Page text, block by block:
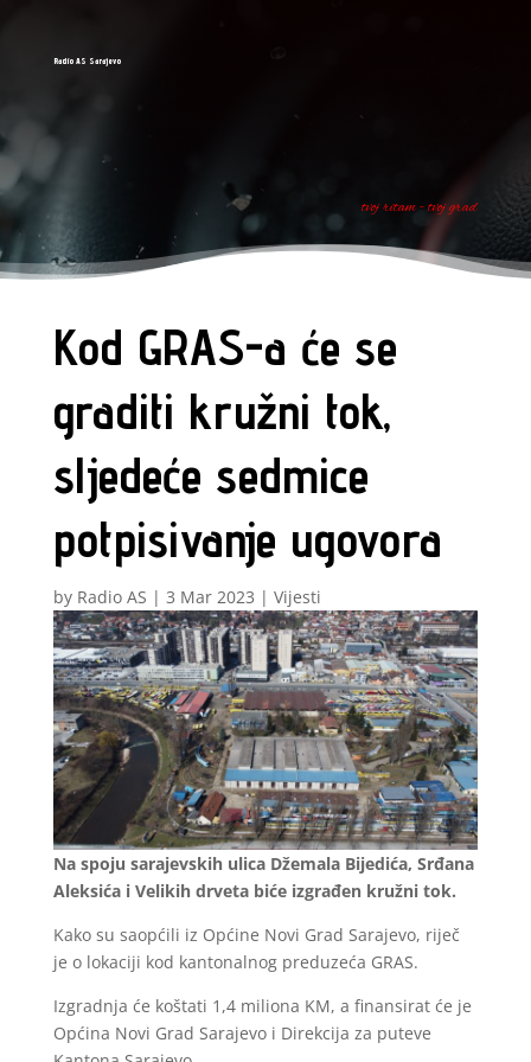
Radio AS Sarajevo
tvoj ritam - tvoj grad
Kod GRAS-a će se
graditi kružni tok,
sljedeće sedmice
potpisivanje ugovora
by Radio AS | 3 Mar 2023 | Vijesti
Na spoju sarajevskih ulica Džemala Bijedića, Srđana
Aleksića i Velikih drveta biće izgrađen kružni tok.
Kako su saopćili iz Općine Novi Grad Sarajevo, riječ
je o lokaciji kod kantonalnog preduzeća GRAS.
Izgradnja će koštati 1,4 miliona KM, a finansirat će je
Općina Novi Grad Sarajevo i Direkcija za puteve